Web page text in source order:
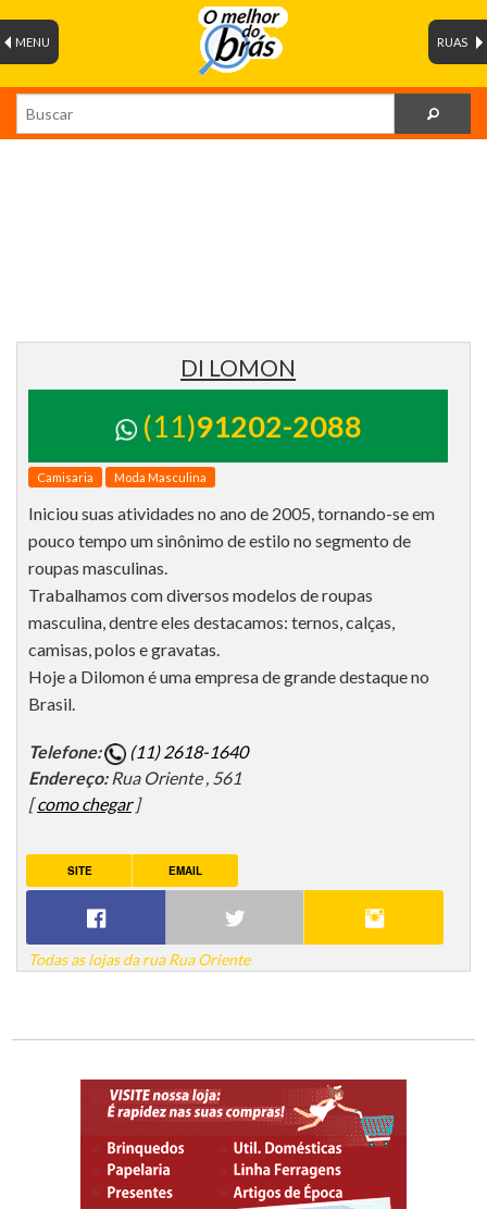
RUAS
MENU
DI LOMON
(11)91202-2088
Camisaria Moda Masculina
Iniciou suas atividades no ano de 2005, tornando-se em
pouco tempo um sinônimo de estilo no segmento de
roupas masculinas.
Trabalhamos com diversos modelos de roupas
masculina, dentre eles destacamos: ternos, calças,
camisas, polos e gravatas.
Hoje a Dilomon é uma empresa de grande destaque no
Brasil.
Telefone:
(11) 2618-1640
Endereço: Rua Oriente , 561
[como chegar]
SITE EMAIL
Todas as lojas da rua Rua Oriente